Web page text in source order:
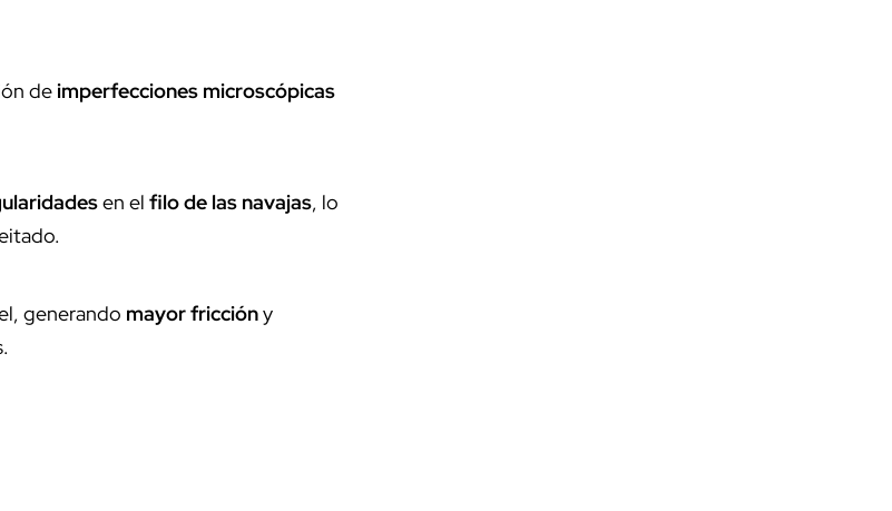
deimperfecciones microscópicas
en el filo de las navajas, lo
generando mayor friccióny